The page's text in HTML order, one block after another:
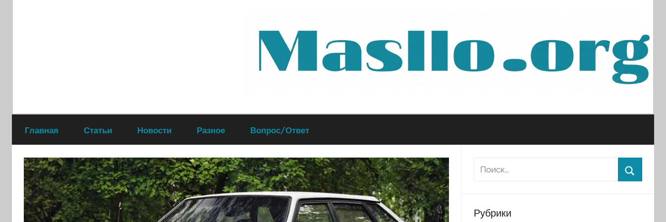
Руководство
по
обслуживанию
вашего
Главная Статьи Новости Разное Вопрос/Ответ
Рубрики